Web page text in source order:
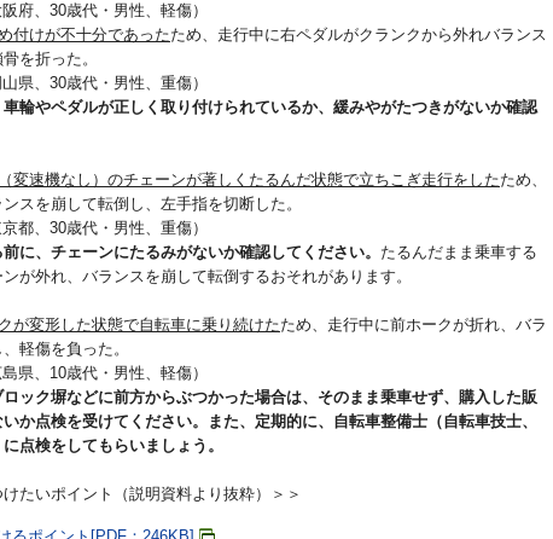
府、30歳代・男性、軽傷）
付けが不十分であったため、走行中に右ペダルがクランクから外れバランス
を折った。
県、30歳代・男性、重傷）
輪やペダルが正しく取り付けられているか、緩みやがたつきがないか確認
変速機なし）のチェーンが著しくたるんだ状態で立ちこぎ走行をしたため、
スを崩して転倒し、左手指を切断した。
都、30歳代・男性、重傷）
に、チェーンにたるみがないか確認してください。 たるんだまま乗車する
が外れ、バランスを崩して転倒するおそれがあります。
が変形した状態で自転車に乗り続けたため、走行中に前ホークが折れ、バラ
軽傷を負った。
県、10歳代・男性、軽傷）
ック塀などに前方からぶつかった場合は、そのまま乗車せず、購入した販
か点検を受けてください。また、定期的に、自転車整備士（自転車技士、
点検をしてもらいましょう。
たいポイント（説明資料より抜粋）＞＞